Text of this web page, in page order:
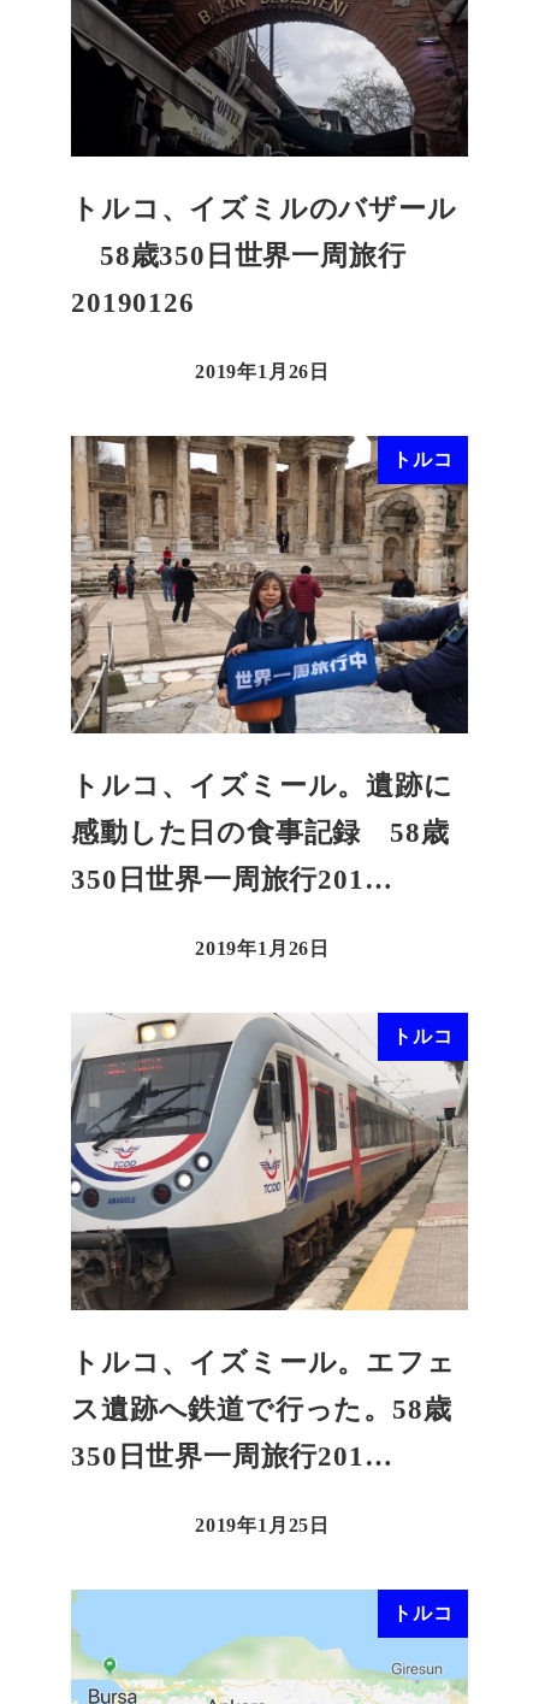
トルコ、イズミルのバザール
58歳350日世界一周旅行
20190126
2019年1月26日
トルコ
トルコ、イズミール。遺跡に
感動した日の食事記録 58歳
350日世界一周旅行201…
2019年1月26日
トルコ
トルコ、イズミール。エフェ
ス遺跡へ鉄道で行った。58歳
350日世界一周旅行201…
2019年1月25日
トルコ